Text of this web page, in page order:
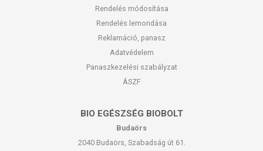
Rendelés módosítása
Rendelés lemondása
Reklamáció, panasz
Adatvédelem
Panaszkezelési szabályzat
ÁSZF
BIO EGÉSZSÉG BIOBOLT
Budaörs
2040 Budaörs, Szabadság út 61.